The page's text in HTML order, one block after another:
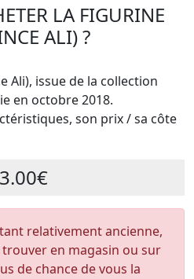
LA FIGURINE
ALI) ?
Ali), issue de la collection
en octobre 2018.
son prix / sa côte
relativement ancienne,
en magasin ou sur
de chance de vous la